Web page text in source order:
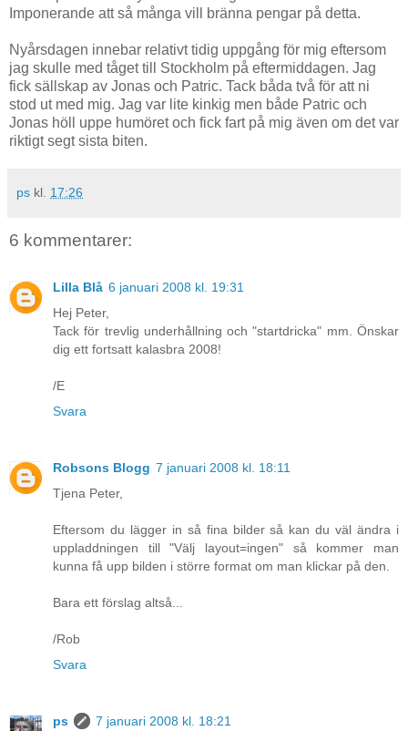
Imponerande att så många vill bränna pengar på detta.
Nyårsdagen innebar relativt tidig uppgång för mig eftersom
jag skulle med tåget till Stockholm på eftermiddagen. Jag
fick sällskap av Jonas och Patric. Tack båda två för att ni
stod ut med mig. Jag var lite kinkig men både Patric och
Jonas höll uppe humöret och fick fart på mig även om det var
riktigt segt sista biten.
ps kl. 17:26
6 kommentarer:
Lilla Blå 6 januari 2008 kl. 19:31
Hej Peter,
Tack för trevlig underhållning och "startdricka" mm. Önskar
dig ett fortsatt kalasbra 2008!
/E
Svara
Robsons Blogg 7 januari 2008 kl. 18:11
Tjena Peter,
Eftersom du lägger in så fina bilder så kan du väl ändra i
uppladdningen till "Välj layout=ingen" så kommer man
kunna få upp bilden i större format om man klickar på den.
Bara ett förslag altså...
/Rob
Svara
ps
7 januari 2008 kl. 18:21